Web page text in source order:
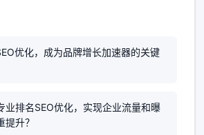
优化，成为品牌增长加速器的关键
业排名SEO优化，实现企业流量和曝
提升？